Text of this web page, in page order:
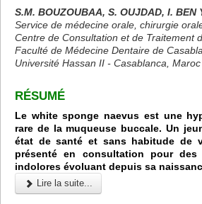
S.M. BOUZOUBAA, S. OUJDAD, I. BEN
Service de médecine orale, chirurgie
Centre de Consultation et de Traitement
Faculté de Médecine Dentaire de
Université Hassan II - Casablanca, Maroc
RÉSUMÉ
Le white sponge naevus est une
rare de la muqueuse buccale. Un
état de santé et sans habitude de
présenté en consultation pour des
indolores évoluant depuis sa
Lire la suite...